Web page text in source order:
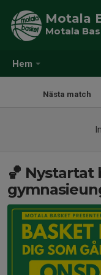
Hem
Motala
Motala
Nästa match
🏀